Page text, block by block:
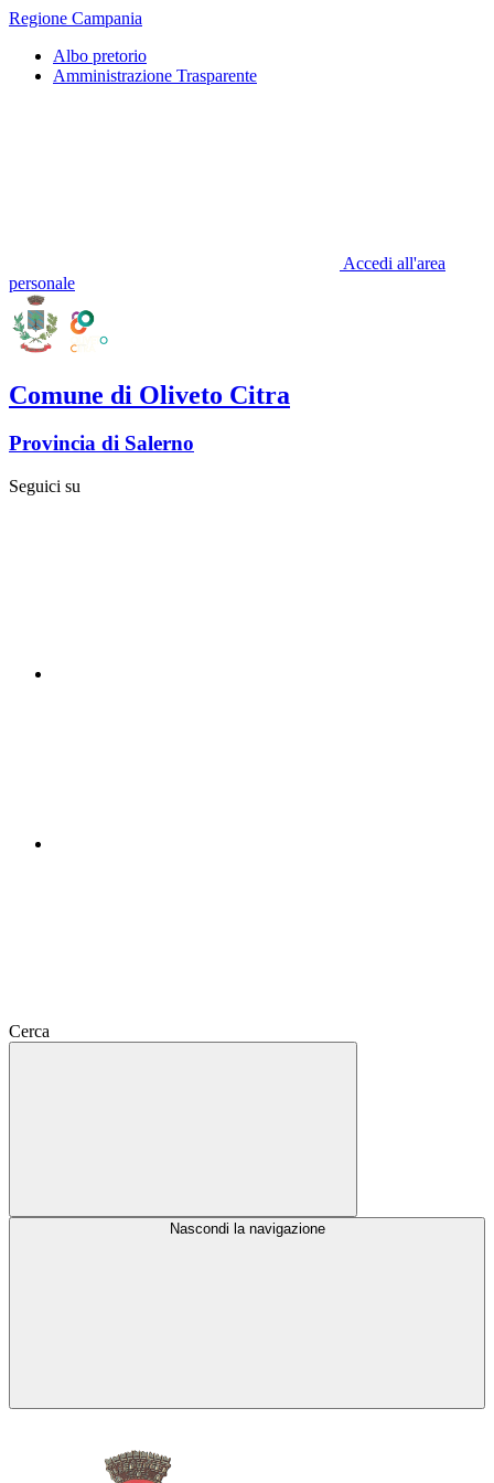
Regione Campania
Albo pretorio
Amministrazione Trasparente
Accedi all'area
personale
Comune di Oliveto Citra
Provincia di Salerno
Seguici su
Cerca
Nascondi la navigazione